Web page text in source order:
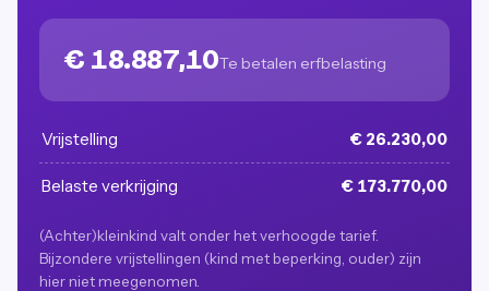
€ 18.887,10Te betalen erfbelasting
Vrijstelling € 26.230,00
Belaste verkrijging € 173.770,00
(Achter)kleinkind valt onder het verhoogde tarief.
Bijzondere vrijstellingen (kind met beperking, ouder) zijn
hier niet meegenomen.